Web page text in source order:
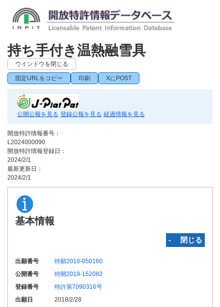
持ち手付き温熱融雪具
ウインドウを閉じる
固定URLをコピー 印刷 XにPOST
公開公報を見る 登録公報を見る 経過情報を見る
開放特許情報番号：
L2024000090
開放特許情報登録日：
2024/2/1
最新更新日：
2024/2/1
基本情報
‐ 閉じる
出願番号
特願2018-050160
公開番号
特開2019-152082
登録番号
特許第7090316号
出願日
2018/2/28